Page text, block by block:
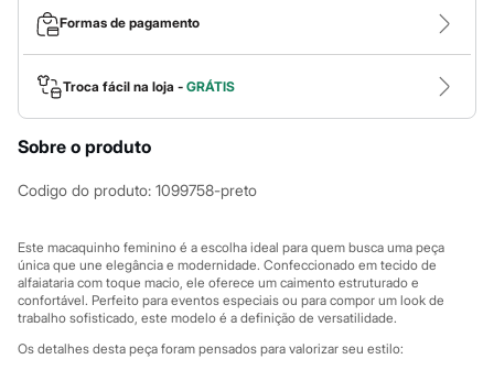
Vestidos
Acessórios
Bolsas
Bonés e Chapéus
Bijoux
Cintos
Relógios
Botas
Sandálias
Sapatilhas
Tênis
Marcas
City
Clock House
Formas de pagamento
Troca fácil na loja - GRÁTIS
Sobre o produto
Codigo do produto: 1099758-preto
Este macaquinho feminino é a escolha ideal para quem busca uma peça
única que une elegância e modernidade. Confeccionado em tecido de
alfaiataria com toque macio, ele oferece um caimento estruturado e
confortável. Perfeito para eventos especiais ou para compor um look de
trabalho sofisticado, este modelo é a definição de versatilidade.
Os detalhes desta peça foram pensados para valorizar seu estilo: